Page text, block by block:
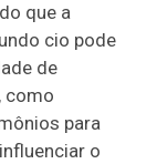
que a
cio pode
de
como
para
o